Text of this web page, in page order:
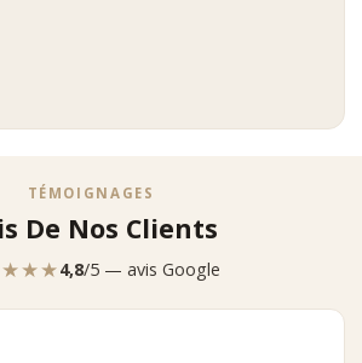
TÉMOIGNAGES
De Nos Clients
4,8/5 — avis Google